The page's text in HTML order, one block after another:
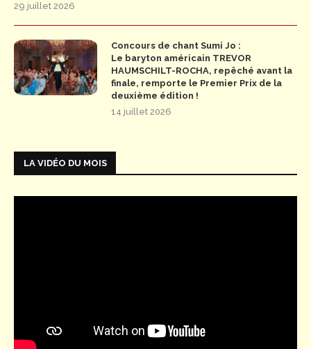
29 juillet 2026
Concours de chant Sumi Jo :
Le baryton américain TREVOR
HAUMSCHILT-ROCHA, repêché avant la
finale, remporte le Premier Prix de la
deuxième édition !
14 juillet 2026
LA VIDÉO DU MOIS